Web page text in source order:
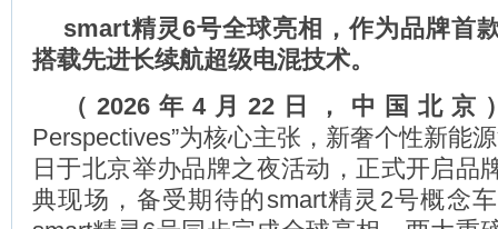
smart精灵6号全球亮相，作为品牌首
搭载先进长续航超级电混技术。
（2026 年4月22 日，中国北京
Perspectives”为核心主张，新奢个性新能
日于北京举办品牌之夜活动，正式开启品
典现场，备受期待的smart精灵2号概念